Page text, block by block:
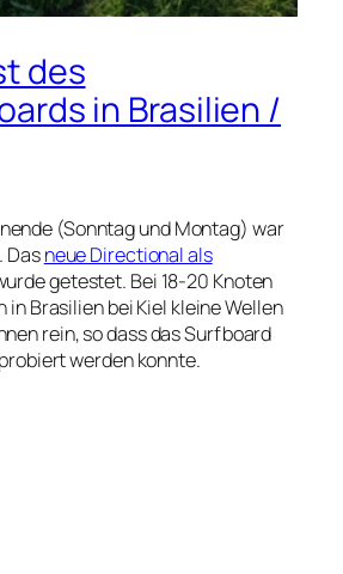
des
in Brasilien /
(Sonntag und Montag) war
Dasneue Directional als
getestet. Bei 18-20 Knoten
in Brasilien bei Kiel kleine Wellen
rein, so dass das Surfboard
werden konnte.